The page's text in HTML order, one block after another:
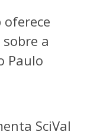
oferece
a
Paulo
SciVal